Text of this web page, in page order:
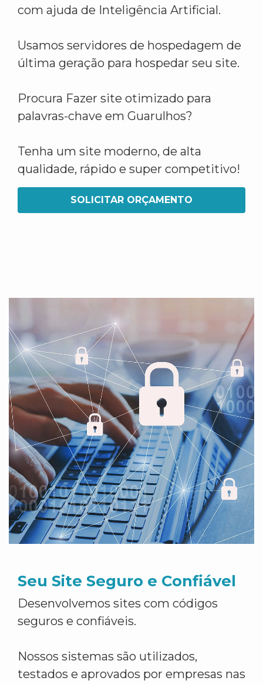
com ajuda de Inteligência Artificial.
Usamos servidores de hospedagem de
última geração para hospedar seu site.
Procura Fazer site otimizado para
palavras-chave em Guarulhos?
Tenha um site moderno, de alta
qualidade, rápido e super competitivo!
SOLICITAR ORÇAMENTO
Seu Site Seguro e Confiável
Desenvolvemos sites com códigos
seguros e confiáveis.
Nossos sistemas são utilizados,
testados e aprovados por empresas nas